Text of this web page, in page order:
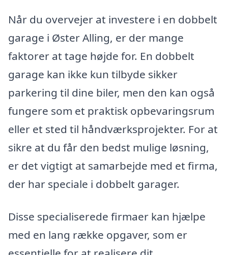
Når du overvejer at investere i en dobbelt
garage i Øster Alling, er der mange
faktorer at tage højde for. En dobbelt
garage kan ikke kun tilbyde sikker
parkering til dine biler, men den kan også
fungere som et praktisk opbevaringsrum
eller et sted til håndværksprojekter. For at
sikre at du får den bedst mulige løsning,
er det vigtigt at samarbejde med et firma,
der har speciale i dobbelt garager.
Disse specialiserede firmaer kan hjælpe
med en lang række opgaver, som er